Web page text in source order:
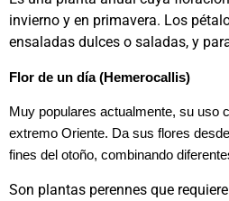
invierno y en primavera. Los
ensaladas dulces o saladas, y
Flor de un día (Hemerocallis)
Muy populares actualmente, su uso
extremo Oriente. Da sus flores
fines del otoño, combinando
Son plantas perennes que